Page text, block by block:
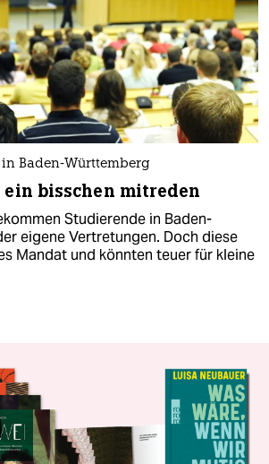
Baden-Württemberg
bisschen mitreden
Studierende in Baden-
eigene Vertretungen. Doch diese
Mandat und könnten teuer für kleine